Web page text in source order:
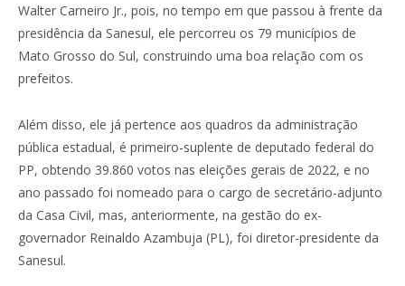
Walter Carneiro Jr., pois, no tempo em que passou à frente da
presidência da Sanesul, ele percorreu os 79 municípios de
Mato Grosso do Sul, construindo uma boa relação com os
prefeitos.
Além disso, ele já pertence aos quadros da administração
pública estadual, é primeiro-suplente de deputado federal do
PP, obtendo 39.860 votos nas eleições gerais de 2022, e no
ano passado foi nomeado para o cargo de secretário-adjunto
da Casa Civil, mas, anteriormente, na gestão do ex-
governador Reinaldo Azambuja (PL), foi diretor-presidente da
Sanesul.